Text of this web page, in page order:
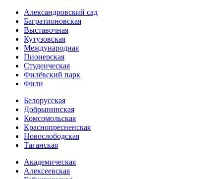
Александ­ровский сад
Багратионовская
Выставочная
Кутузовская
Международная
Пионерская
Студенческая
Филёвский парк
Фили
Белорусская
Добрынинская
Комсо­мольская
Краснопресненская
Новослободская
Таганская
Академическая
Алексеевская